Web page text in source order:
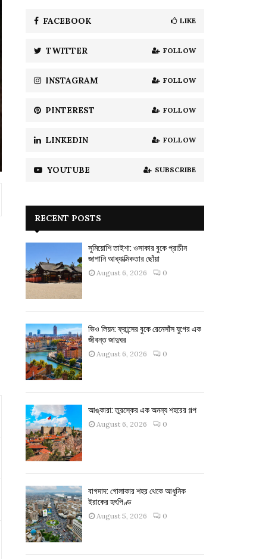
C
H
FACEBOOK LIKE
TWITTER FOLLOW
INSTAGRAM FOLLOW
PINTEREST FOLLOW
LINKEDIN FOLLOW
YOUTUBE SUBSCRIBE
RECENT POSTS
সুমিয়োশি তাইশা: ওসাকার বুকে প্রাচীন
জাপানি আধ্যাত্মিকতার ছোঁয়া
August 6, 2026 0
ভিও লিয়ন: ফ্রান্সের বুকে রেনেসাঁস যুগের এক
জীবন্ত জাদুঘর
August 6, 2026 0
আঙ্কারা: তুরস্কের এক অনন্য শহরের গল্প
August 6, 2026 0
বাগদাদ: গোলাকার শহর থেকে আধুনিক
ইরাকের হৃৎপিণ্ড
August 5, 2026 0